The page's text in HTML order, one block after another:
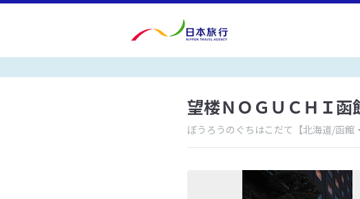
望楼ＮＯＧＵＣＨＩ函
ぼうろうのぐちはこだて 【北海道/函